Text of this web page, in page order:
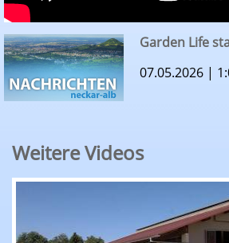
Garden Life
07.05.2026 |
Weitere Videos
RTF.1-Nachrichten: